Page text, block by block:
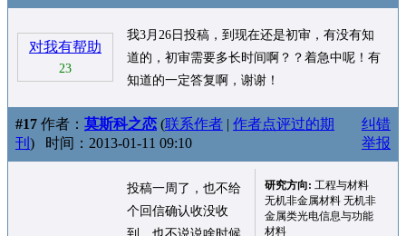
对我有帮助
23
我3月26日投稿，到现在还是初审，有没有知
道的，初审需要多长时间啊？？着急中呢！有
知道的一定答复啊，谢谢！
#17 作者： 莫斯科之恋 (联系作者 | 作者点评过的期
刊 ) 时间：2013-01-11 09:10
纠错
举报
投稿一周了，也不给
个回信确认收没收
研究方向: 工程与材料
无机非金属材料 无机非
金属类光电信息与功能
材料